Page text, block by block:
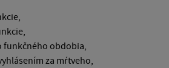
funkčného obdobia,
za mŕtveho,